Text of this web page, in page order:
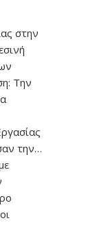
στην
Την
την…